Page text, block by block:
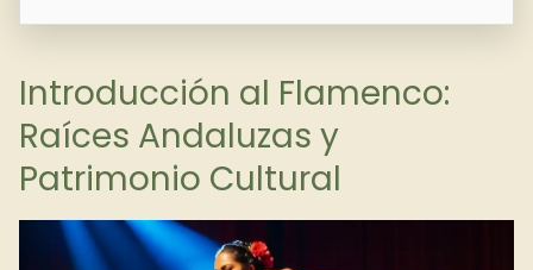
Introducción al Flamenco:
Raíces Andaluzas y
Patrimonio Cultural